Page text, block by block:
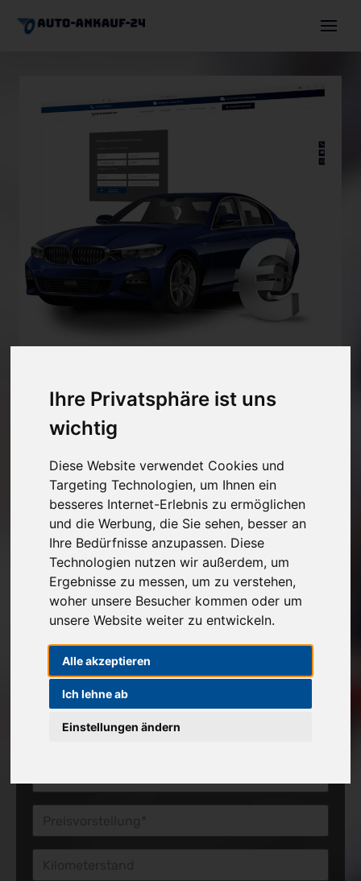
Ihre Privatsphäre ist uns
wichtig
Diese Website verwendet Cookies und
Targeting Technologien, um Ihnen ein
besseres Internet-Erlebnis zu ermöglichen
und die Werbung, die Sie sehen, besser an
Ihre Bedürfnisse anzupassen. Diese
Technologien nutzen wir außerdem, um
Ergebnisse zu messen, um zu verstehen,
woher unsere Besucher kommen oder um
unsere Website weiter zu entwickeln.
Alle akzeptieren
Ich lehne ab
Einstellungen ändern
Autoexport
Angebot einholen
+491744630036
Unverbindlichen Verkaufspreis anfragen
2
Angaben zu Ihrem Fahrzeug
Marke*
Modell
Erstzulassung